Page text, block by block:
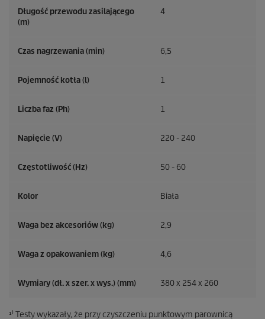
Długość przewodu zasilającego
(m)
4
Czas nagrzewania (min) 6,5
Pojemność kotła (l) 1
Liczba faz (Ph) 1
Napięcie (V) 220 - 240
Częstotliwość (Hz) 50 - 60
Kolor Biała
Waga bez akcesoriów (kg) 2,9
Waga z opakowaniem (kg) 4,6
Wymiary (dł. x szer. x wys.) (mm) 380 x 254 x 260
¹⁾ Testy wykazały, że przy czyszczeniu punktowym parownicą